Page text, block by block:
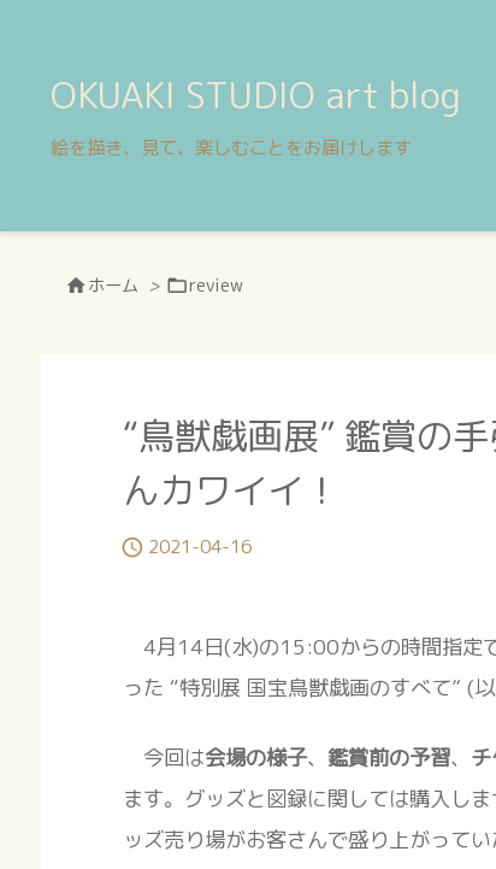
OKUAKI STUDIO art blog
絵を描き、見て、楽しむことをお届けします
ホーム > review
“鳥獣戯画展” 鑑賞の
んカワイイ！
 2021-04-16
4月14日(水)の15:00からの時間指定
った “特別展 国宝鳥獣戯画のすべて” (
今回は会場の様子、 鑑賞前の予習、
ます。グッズと図録に関しては購入し
ッズ売り場がお客さんで盛り上がって